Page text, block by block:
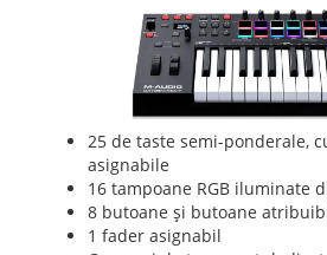
25 de taste semi-ponderale,
asignabile
16 tampoane RGB iluminate
8 butoane și butoane
1 fader asignabil